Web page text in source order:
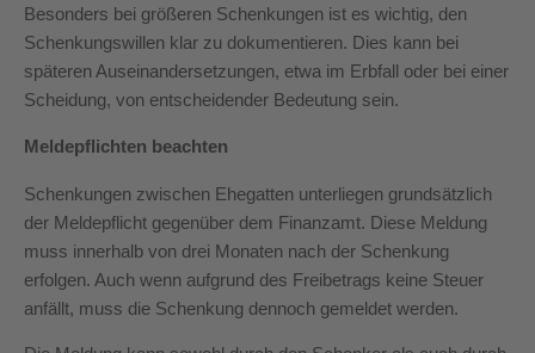
Besonders bei größeren Schenkungen ist es wichtig, den
Schenkungswillen klar zu dokumentieren. Dies kann bei
späteren Auseinandersetzungen, etwa im Erbfall oder bei einer
Scheidung, von entscheidender Bedeutung sein.
Meldepflichten beachten
Schenkungen zwischen Ehegatten unterliegen grundsätzlich
der Meldepflicht gegenüber dem Finanzamt. Diese Meldung
muss innerhalb von drei Monaten nach der Schenkung
erfolgen. Auch wenn aufgrund des Freibetrags keine Steuer
anfällt, muss die Schenkung dennoch gemeldet werden.